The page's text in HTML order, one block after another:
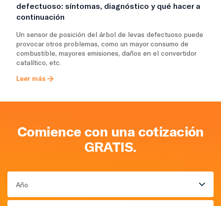
defectuoso: síntomas, diagnóstico y qué hacer a
continuación
Un sensor de posición del árbol de levas defectuoso puede
provocar otros problemas, como un mayor consumo de
combustible, mayores emisiones, daños en el convertidor
catalítico, etc.
Leer más
Comience con una cotización
GRATIS.
Año